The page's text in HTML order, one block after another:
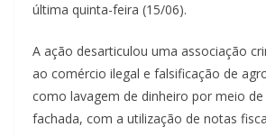
última quinta-feira (15/06).
A ação desarticulou uma associação
ao comércio ilegal e falsificação de
como lavagem de dinheiro por meio
fachada, com a utilização de notas